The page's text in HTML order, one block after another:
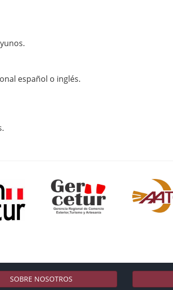
español o inglés.
SOBRE NOSOTROS